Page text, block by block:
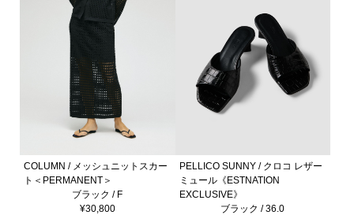
COLUMN / メッシュニットスカー
ト＜PERMANENT＞
ブラック / F
¥30,800
PELLICO SUNNY / クロコ レザー
ミュール《ESTNATION
EXCLUSIVE》
ブラック / 36.0